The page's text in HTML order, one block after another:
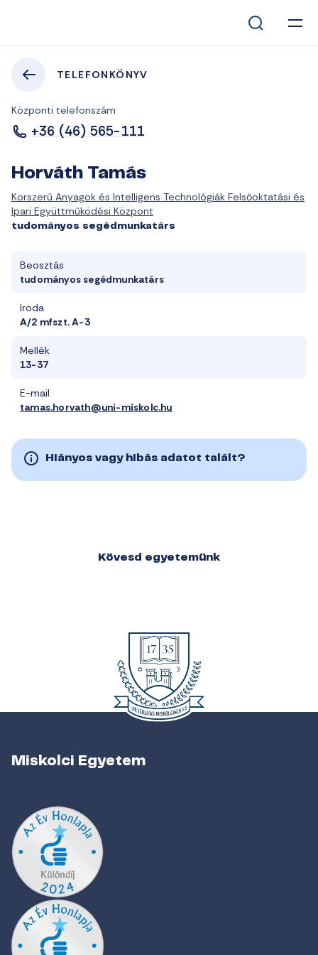
TELEFONKÖNYV
Központi telefonszám
+36 (46) 565-111
Horváth Tamás
Korszerű Anyagok és Intelligens Technológiák Felsőoktatási és
Ipari Együttműködési Központ
tudományos segédmunkatárs
Beosztás
tudományos segédmunkatárs
Iroda
A/2 mfszt. A-3
Mellék
13-37
E-mail
tamas.horvath@uni-miskolc.hu
Hiányos vagy hibás adatot talált?
Kövesd egyetemünk
Miskolci Egyetem